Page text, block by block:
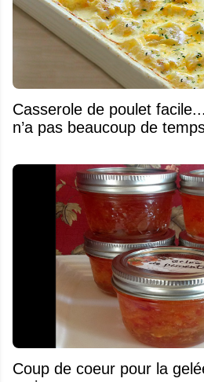
Casserole de poulet
n’a pas beaucoup de
Coup de coeur pour la